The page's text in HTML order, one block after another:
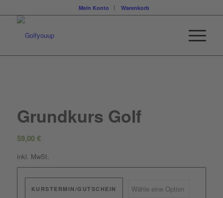
Mein Konto Warenkorb
Grundkurs Golf
59,00€
inkl. MwSt.
KURSTERMIN/GUTSCHEIN